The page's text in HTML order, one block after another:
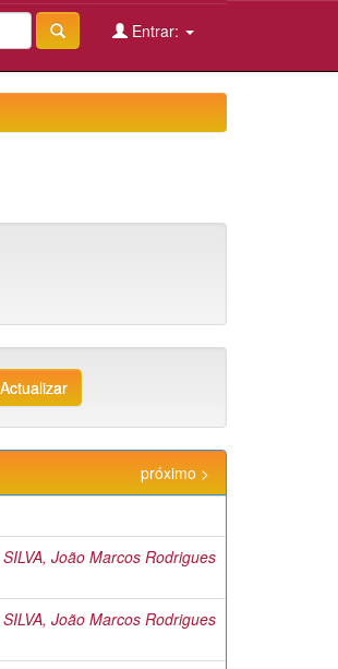
Entrar:
próximo >
SILVA, João Marcos Rodrigues
SILVA, João Marcos Rodrigues